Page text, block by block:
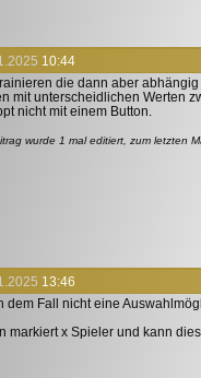
10:44
die dann aber
mit unterscheidlichen Werten
nicht mit einem Button.
wurde 1 mal editiert, zum letzten
13:46
dem Fall nicht eine
markiert x Spieler und kann